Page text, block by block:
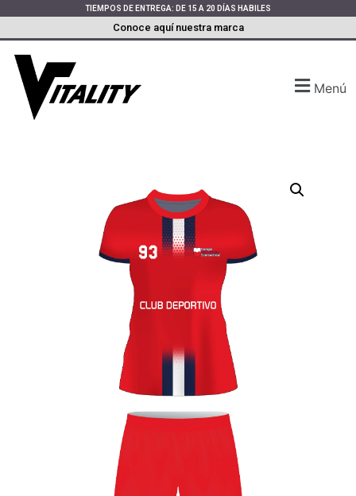
TIEMPOS DE ENTREGA: DE 15 A 20 DÍAS HABILES
Conoce aquí nuestra marca
Menú